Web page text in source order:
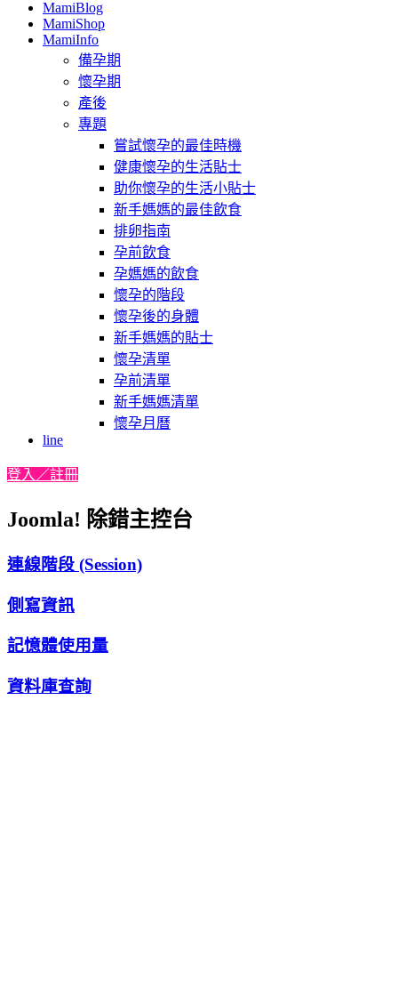
MamiBlog
MamiShop
MamiInfo
備孕期
懷孕期
產後
專題
嘗試懷孕的最佳時機
健康懷孕的生活貼士
助你懷孕的生活小貼士
新手媽媽的最佳飲食
排卵指南
孕前飲食
孕媽媽的飲食
懷孕的階段
懷孕後的身體
新手媽媽的貼士
懷孕清單
孕前清單
新手媽媽清單
懷孕月曆
line
登入／註冊
Joomla! 除錯主控台
連線階段 (Session)
側寫資訊
記憶體使用量
資料庫查詢